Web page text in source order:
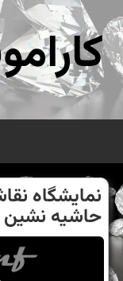
نمایشگاه
حاشیه نشین